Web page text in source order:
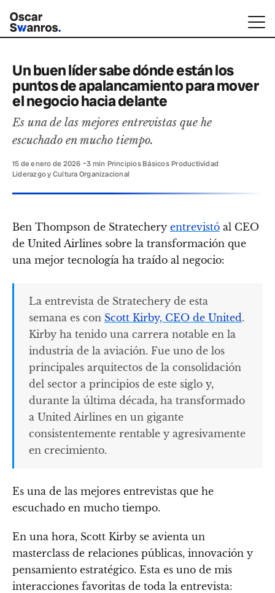
Un buen líder sabe dónde están los
puntos de apalancamiento para mover
el negocio hacia delante
Es una de las mejores entrevistas que he
escuchado en mucho tiempo.
15 de enero de 2026 ~3 min Principios Básicos· Productividad
Liderazgo y Cultura Organizacional
Ben Thompson de Stratechery entrevistó al CEO
de United Airlines sobre la transformación que
una mejor tecnología ha traído al negocio:
La entrevista de Stratechery de esta
semana es con Scott Kirby, CEO de United.
Kirby ha tenido una carrera notable en la
industria de la aviación. Fue uno de los
principales arquitectos de la consolidación
del sector a principios de este siglo y,
durante la última década, ha transformado
a United Airlines en un gigante
consistentemente rentable y agresivamente
en crecimiento.
Es una de las mejores entrevistas que he
escuchado en mucho tiempo.
En una hora, Scott Kirby se avienta un
masterclass de relaciones públicas, innovación y
pensamiento estratégico. Esta es uno de mis
interacciones favoritas de toda la entrevista: